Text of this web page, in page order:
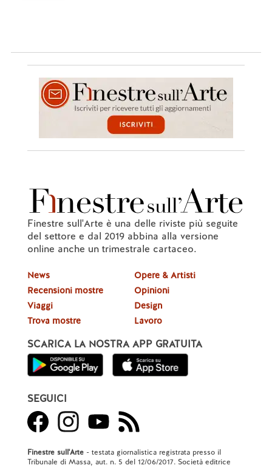
Finestre sull'Arte è una delle riviste più seguite
del settore e dal 2019 abbina alla versione
online anche un trimestrale cartaceo.
News
Recensioni mostre
Viaggi
Trova mostre
Opere & Artisti
Opinioni
Design
Lavoro
SCARICA LA NOSTRA APP GRATUITA
SEGUICI
Finestre sull'Arte- testata giornalistica registrata presso il
Tribunale di Massa, aut. n. 5 del 12/06/2017. Società editrice